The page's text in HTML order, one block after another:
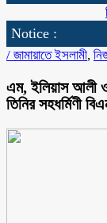
Notice :
/ জামায়াতে ইসলামী,
এম, ইলিয়াস আলী ও
তিনির সহধর্মিণী